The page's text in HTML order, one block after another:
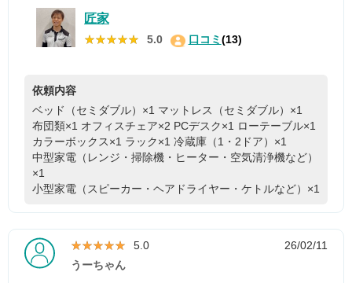
匠家
★★★★★
★★★★★ 5.0 口コミ(13)
依頼内容
ベッド（セミダブル）×1 マットレス（セミダブル）×1
布団類×1 オフィスチェア×2 PCデスク×1 ローテーブル×1
カラーボックス×1 ラック×1 冷蔵庫（1・2ドア）×1
中型家電（レンジ・掃除機・ヒーター・空気清浄機など）
×1
小型家電（スピーカー・ヘアドライヤー・ケトルなど）×1
★★★★★
★★★★★ 5.0
26/02/11
うーちゃん